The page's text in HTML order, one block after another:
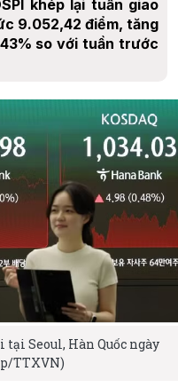
khép lại tuần giao
9.052,42 điểm, tăng
so với tuần trước
Seoul, Hàn Quốc ngày
TTXVN)